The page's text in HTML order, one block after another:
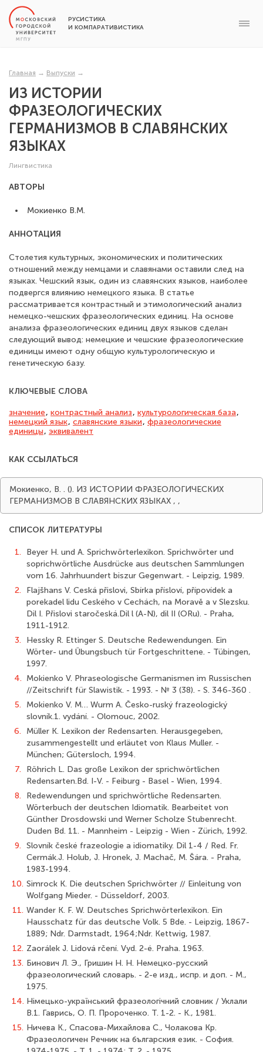
РУСИСТИКА
И КОМПАРАТИВИСТИКА
Главная → Выпуски →
ИЗ ИСТОРИИ
ФРАЗЕОЛОГИЧЕСКИХ
ГЕРМАНИЗМОВ В СЛАВЯНСКИХ
ЯЗЫКАХ
Лингвистика
АВТОРЫ
Мокиенко В.М.
АННОТАЦИЯ
Столетия культурных, экономических и политических
отношений между немцами и славянами оставили след на
языках. Чешский язык, один из славянских языков, наиболее
подвергся влиянию немецкого языка. В статье
рассматривается контрастный и этимологический анализ
немецко-чешских фразеологических единиц. На основе
анализа фразеологических единиц двух языков сделан
следующий вывод: немецкие и чешские фразеологические
единицы имеют одну общую культурологическую и
генетическую базу.
КЛЮЧЕВЫЕ СЛОВА
значение, контрастный анализ, культурологическая база,
немецкий язык, славянские языки, фразеологические
единицы, эквивалент
КАК ССЫЛАТЬСЯ
Мокиенко, В. . (). ИЗ ИСТОРИИ ФРАЗЕОЛОГИЧЕСКИХ
ГЕРМАНИЗМОВ В СЛАВЯНСКИХ ЯЗЫКАХ , ,
СПИСОК ЛИТЕРАТУРЫ
1.
Beyer H. und A. Sprichwörterlexikon. Sprichwörter und
soprichwörtliche Ausdrücke aus deutschen Sammlungen
vom 16. Jahrhuundert biszur Gegenwart. - Leipzig, 1989.
2.
Flajšhans V. Ceská přislovi, Sbírka přísloví, přípovídek a
porekadel lidu Ceského v Cechách, na Moravě a v Slezsku.
Dil I. Přislovi staročeská.Dil l (A-N), dil II (ORu). - Praha,
1911-1912.
3.
Hessky R. Ettinger S. Deutsche Redewendungen. Ein
Wörter- und Übungsbuch tür Fortgeschrittene. - Tübingen,
1997.
4. Mokienko V. Phraseologische Germanismen im Russischen
//Zeitschrift für Slawistik. - 1993. - № 3 (38). - S. 346-360 .
5.
Mokienko V. M… Wurm A. Česko-ruský frazeologický
slovník.1. vydání. - Olomouc, 2002.
6.
Müller K. Lexikon der Redensarten. Herausgegeben,
zusammengestellt und erläutet von Klaus Muller. -
München; Gütersloch, 1994.
7.
Röhrich L. Das große Lexikon der sprichwörtlichen
Redensarten.Bd. I-V. - Feiburg - Basel - Wien, 1994.
8.
Redewendungen und sprichwörtliche Redensarten.
Wörterbuch der deutschen Idiomatik. Bearbeitet von
Günther Drosdowski und Werner Scholze Stubenrecht.
Duden Bd. 11. - Mannheim - Leipzig - Wien - Zürich, 1992.
9. Slovník české frazeologie a idiomatiky. Dil 1-4 / Red. Fr.
Cermák.J. Holub, J. Hronek, J. Machač, M. Šára. - Praha,
1983-1994.
10. Simrock K. Die deutschen Sprichwörter // Einleitung von
Wolfgang Mieder. - Düsseldorf, 2003.
11. Wander K. F. W. Deutsches Sprichwörterlexikon. Ein
Hausschatz für das deutsche Volk. 5 Bde. - Leipzig, 1867-
1889; Ndr. Darmstadt, 1964;Ndr. Kettwig, 1987.
12. Zaorálek J. Lidová rčení. Vyd. 2-é. Praha. 1963.
13. Бинович Л. Э., Гришин Н. Н. Немецко-русский
фразеологический словарь. - 2-е изд., испр. и доп. - М.,
1975.
14. Німецько-український фразеологічний словник / Уклали
В.1. Гаврись, О. П. Пророченко. Т. 1-2. - К., 1981.
15. Ничева К., Спасова-Михайлова С., Чолакова Кр.
Фразеологичен Речник на българския език. - София.